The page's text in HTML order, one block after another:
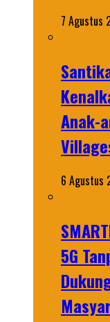
7 Agustus
Anak-
6 Agustus
5G